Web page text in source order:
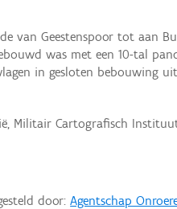
van Geestenspoor tot aan
was met een 10-tal
in gesloten bebouwing
Militair Cartografisch
door:Agentschap